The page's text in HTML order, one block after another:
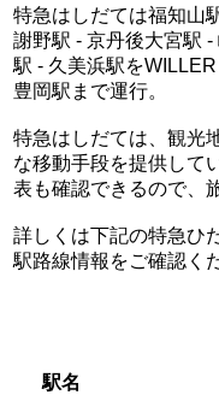
特急はしだては福知山
謝野駅 - 京丹後大宮駅
駅 - 久美浜駅を
豊岡駅まで運行。
特急はしだては、観光
な移動手段を提供して
表も確認できるので、
詳しくは下記の特急ひ
駅路線情報をご確認く
駅名